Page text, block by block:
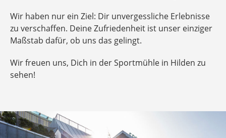
Wir haben nur ein Ziel: Dir unvergessliche Erlebnisse
zu verschaffen. Deine Zufriedenheit ist unser einziger
Maßstab dafür, ob uns das gelingt.
Wir freuen uns, Dich in der Sportmühle in Hilden zu
sehen!